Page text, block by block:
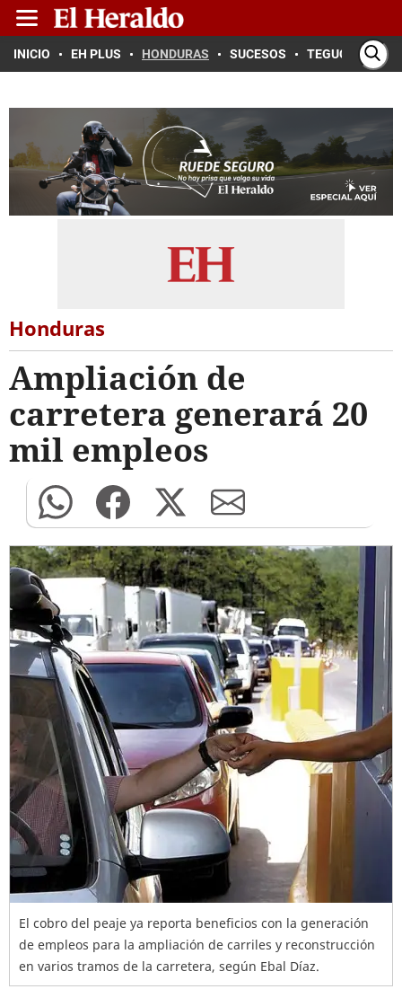
INICIO EH PLUS HONDURAS SUCESOS TEGUCIGALPA
Honduras
Ampliación de
carretera generará 20
mil empleos
El cobro del peaje ya reporta beneficios con la generación
de empleos para la ampliación de carriles y reconstrucción
en varios tramos de la carretera, según Ebal Díaz.